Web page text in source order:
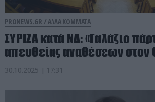
PRONEWS.GR /ΑΛΛΑ ΚΟΜΜΑΤΑ
ΣΥΡΙΖΑ κατά ΝΔ: «Γαλάζιο
απευθείας αναθέσεων στον
30.10.2025 | 17:31